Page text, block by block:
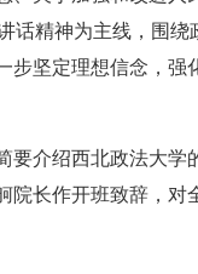
话精神为主线，围绕
步坚定理想信念，强
要介绍西北政法大学
院长作开班致辞，对